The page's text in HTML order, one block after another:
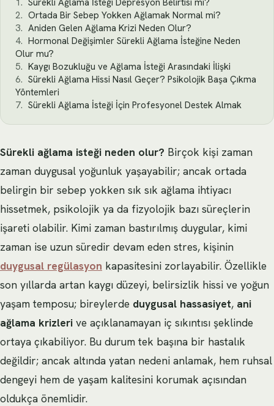
Ortada Bir Sebep Yokken Ağlamak Normal mi?
Aniden Gelen Ağlama Krizi Neden Olur?
Hormonal Değişimler Sürekli Ağlama İsteğine Neden
Olur mu?
Kaygı Bozukluğu ve Ağlama İsteği Arasındaki İlişki
Sürekli Ağlama Hissi Nasıl Geçer? Psikolojik Başa Çıkma
Yöntemleri
Sürekli Ağlama İsteği İçin Profesyonel Destek Almak
Sürekli ağlama isteği neden olur? Birçok kişi zaman
zaman duygusal yoğunluk yaşayabilir; ancak ortada
belirgin bir sebep yokken sık sık ağlama ihtiyacı
hissetmek, psikolojik ya da fizyolojik bazı süreçlerin
işareti olabilir. Kimi zaman bastırılmış duygular, kimi
zaman ise uzun süredir devam eden stres, kişinin
duygusal regülasyon kapasitesini zorlayabilir. Özellikle
son yıllarda artan kaygı düzeyi, belirsizlik hissi ve yoğun
yaşam temposu; bireylerde duygusal hassasiyet, ani
ağlama krizleri ve açıklanamayan iç sıkıntısı şeklinde
ortaya çıkabiliyor. Bu durum tek başına bir hastalık
değildir; ancak altında yatan nedeni anlamak, hem ruhsal
dengeyi hem de yaşam kalitesini korumak açısından
oldukça önemlidir.